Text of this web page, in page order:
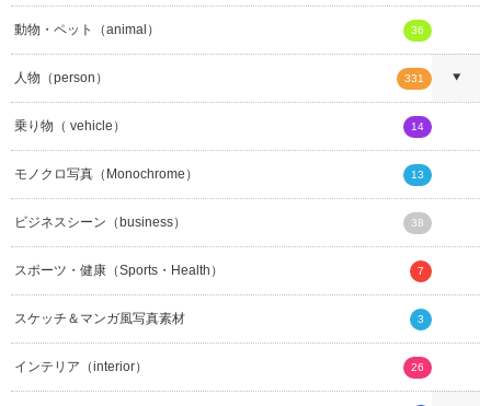
動物・ペット（animal） 36
人物（person） 331
乗り物（ vehicle） 14
モノクロ写真（Monochrome） 13
ビジネスシーン（business） 38
スポーツ・健康（Sports・Health） 7
スケッチ＆マンガ風写真素材 3
インテリア（interior） 26